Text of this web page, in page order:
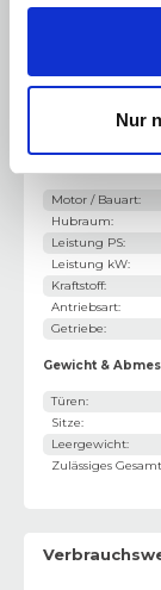
Nur
Motor / Bauart:
Hubraum:
Leistung PS:
Leistung kW:
Kraftstoff:
Antriebsart:
Getriebe:
Gewicht &
Türen:
Sitze:
Leergewicht:
Zulässiges